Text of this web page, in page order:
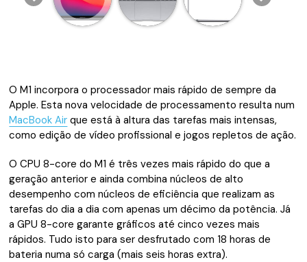
O M1 incorpora o processador mais rápido de sempre da
Apple. Esta nova velocidade de processamento resulta num
MacBook Air que está à altura das tarefas mais intensas,
como edição de vídeo profissional e jogos repletos de ação.
O CPU 8-core do M1 é três vezes mais rápido do que a
geração anterior e ainda combina núcleos de alto
desempenho com núcleos de eficiência que realizam as
tarefas do dia a dia com apenas um décimo da potência. Já
a GPU 8-core garante gráficos até cinco vezes mais
rápidos. Tudo isto para ser desfrutado com 18 horas de
bateria numa só carga (mais seis horas extra).